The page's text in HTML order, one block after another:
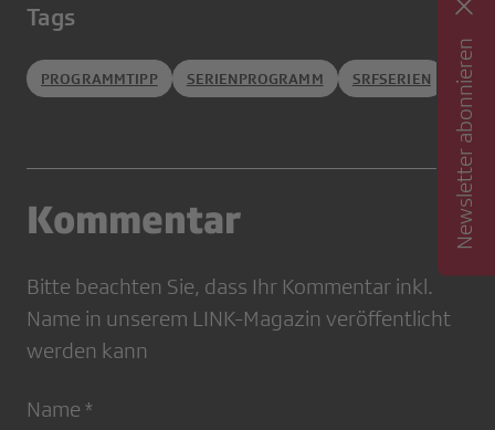
Tags
PROGRAMMTIPP SERIENPROGRAMM SRFSERIEN
Kommentar
Bitte beachten Sie, dass Ihr Kommentar inkl.
Name in unserem LINK-Magazin veröffentlicht
werden kann
Name *
Newsletter abonnieren